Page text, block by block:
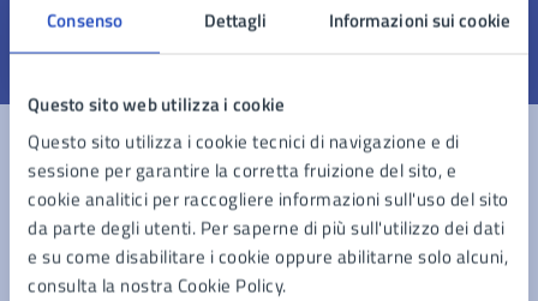
Consenso Dettagli Informazioni sui cookie
Questo sito web utilizza i cookie
Questo sito utilizza i cookie tecnici di navigazione e di
sessione per garantire la corretta fruizione del sito, e
cookie analitici per raccogliere informazioni sull'uso del sito
da parte degli utenti. Per saperne di più sull'utilizzo dei dati
e su come disabilitare i cookie oppure abilitarne solo alcuni,
consulta la nostra Cookie Policy.
Contatta il comune
Leggi le domande frequenti